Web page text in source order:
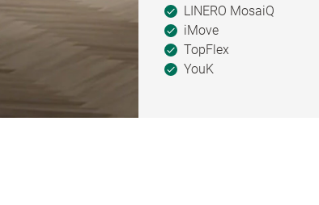
LINERO MosaiQ
iMove
TopFlex
YouK